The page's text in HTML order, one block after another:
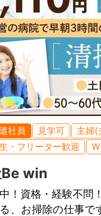
社員 見学可
主婦(
・フリーター歓迎
win
！資格・経験不問
、お掃除の仕事で